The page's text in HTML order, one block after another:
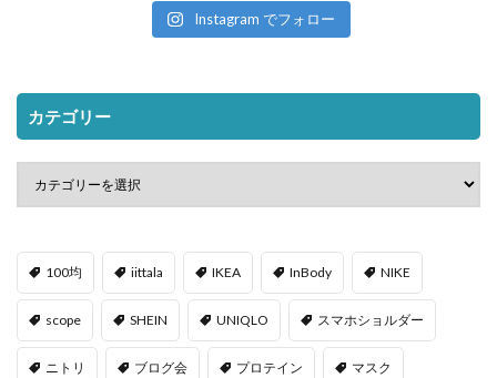
Instagram でフォロー
カテゴリー
100均 iittala IKEA InBody NIKE
scope SHEIN UNIQLO スマホショルダー
ニトリ ブログ会 プロテイン マスク